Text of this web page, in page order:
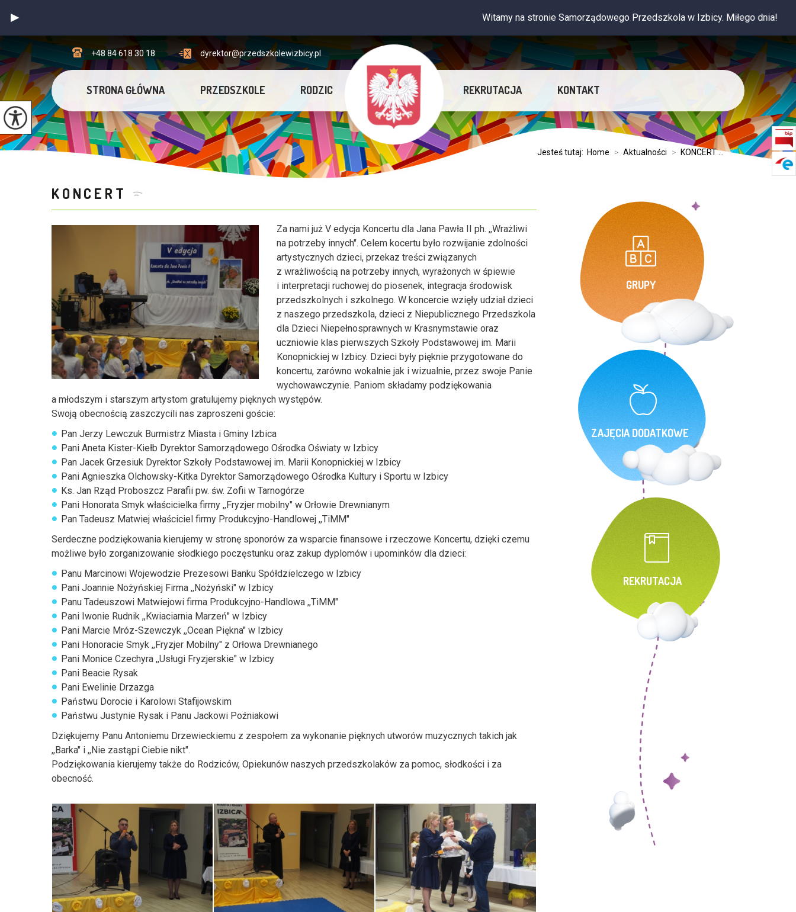
Witamy na stronie Samorządowego Przedszkola w Izbicy. Miłego dnia!
dyrektor@przedszkolewizbicy.pl
+48 84 618 30 18
STRONA GŁÓWNA PRZEDSZKOLE RODZIC REKRUTACJA KONTAKT
Jesteś tutaj: Home > Aktualności > KONCERT ...
KONCERT
Za nami już V edycja Koncertu dla Jana Pawła II ph. ,,Wrażliwi
na potrzeby innych". Celem kocertu było rozwijanie zdolności
artystycznych dzieci, przekaz treści związanych
z wrażliwością na potrzeby innych, wyrażonych w śpiewie
i interpretacji ruchowej do piosenek, integracja środowisk
przedszkolnych i szkolnego. W koncercie wzięły udział dzieci
z naszego przedszkola, dzieci z Niepublicznego Przedszkola
dla Dzieci Niepełnosprawnych w Krasnymstawie oraz
uczniowie klas pierwszych Szkoły Podstawowej im. Marii
Konopnickiej w Izbicy. Dzieci były pięknie przygotowane do
koncertu, zarówno wokalnie jak i wizualnie, przez swoje Panie
wychowawczynie. Paniom składamy podziękowania
a młodszym i starszym artystom gratulujemy pięknych występów.
Swoją obecnością zaszczycili nas zaproszeni goście:
Pan Jerzy Lewczuk Burmistrz Miasta i Gminy Izbica
Pani Aneta Kister-Kiełb Dyrektor Samorządowego Ośrodka Oświaty w Izbicy
Pan Jacek Grzesiuk Dyrektor Szkoły Podstawowej im. Marii Konopnickiej w Izbicy
Pani Agnieszka Olchowsky-Kitka Dyrektor Samorządowego Ośrodka Kultury i Sportu w Izbicy
Ks. Jan Rząd Proboszcz Parafii pw. św. Zofii w Tarnogórze
Pani Honorata Smyk właścicielka firmy ,,Fryzjer mobilny" w Orłowie Drewnianym
Pan Tadeusz Matwiej właściciel firmy Produkcyjno-Handlowej ,,TiMM"
Serdeczne podziękowania kierujemy w stronę sponorów za wsparcie finansowe i rzeczowe Koncertu, dzięki czemu
możliwe było zorganizowanie słodkiego poczęstunku oraz zakup dyplomów i upominków dla dzieci:
Panu Marcinowi Wojewodzie Prezesowi Banku Spółdzielczego w Izbicy
Pani Joannie Nożyńskiej Firma ,,Nożyński" w Izbicy
Panu Tadeuszowi Matwiejowi firma Produkcyjno-Handlowa ,,TiMM"
Pani Iwonie Rudnik ,,Kwiaciarnia Marzeń" w Izbicy
Pani Marcie Mróz-Szewczyk ,,Ocean Piękna" w Izbicy
Pani Honoracie Smyk ,,Fryzjer Mobilny" z Orłowa Drewnianego
Pani Monice Czechyra ,,Usługi Fryzjerskie" w Izbicy
Pani Beacie Rysak
Pani Ewelinie Drzazga
Państwu Dorocie i Karolowi Stafijowskim
Państwu Justynie Rysak i Panu Jackowi Poźniakowi
Dziękujemy Panu Antoniemu Drzewieckiemu z zespołem za wykonanie pięknych utworów muzycznych takich jak
,,Barka" i ,,Nie zastąpi Ciebie nikt".
Podziękowania kierujemy także do Rodziców, Opiekunów naszych przedszkolaków za pomoc, słodkości i za
obecność.
GRUPY
ZAJĘCIA DODATKOWE
REKRUTACJA